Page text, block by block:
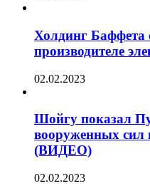
Холдинг Баффета
производителе
02.02.2023
Шойгу показал
вооруженных сил
(ВИДЕО)
02.02.2023